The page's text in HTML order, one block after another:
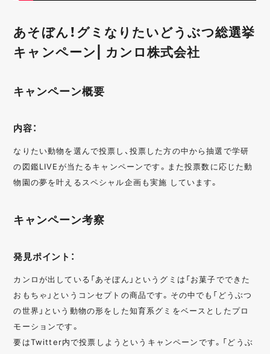
あそぼん！グミなりたいどうぶつ総選挙
キャンペーン| カンロ株式会社
キャンペーン概要
内容：
なりたい動物を選んで投票し、投票した方の中から抽選で学研
の図鑑LIVEが当たるキャンペーンです。また投票数に応じた動
物園の夢を叶えるスペシャル企画も実施 しています。
キャンペーン考察
発見ポイント：
カンロが出している「あそぼん」というグミは「お菓子でできた
おもちゃ」というコンセプトの商品です。その中でも「どうぶつ
の世界」という動物の形をした知育系グミをベースとしたプロ
モーションです。
要はTwitter内で投票しようというキャンペーンです。「どうぶ